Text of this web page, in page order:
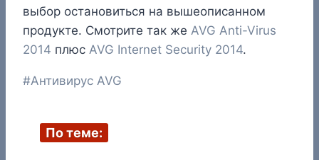
выбор остановиться на вышеописанном
продукте. Смотрите так же AVG Anti-Virus
2014 плюс AVG Internet Security 2014.
Метки
#Антивирус AVG
По теме: